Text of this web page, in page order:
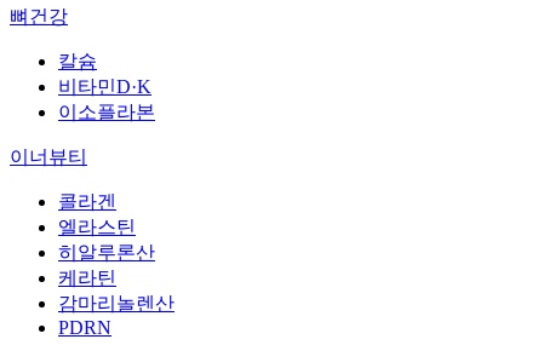
뼈건강
칼슘
비타민D·K
이소플라본
이너뷰티
콜라겐
엘라스틴
히알루론산
케라틴
감마리놀렌산
PDRN